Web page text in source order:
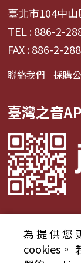
臺北市104中
TEL : 886-2-
FAX : 886-2-
聯絡我們 採購
臺灣之音
© 2024財
為提供您
cookies。